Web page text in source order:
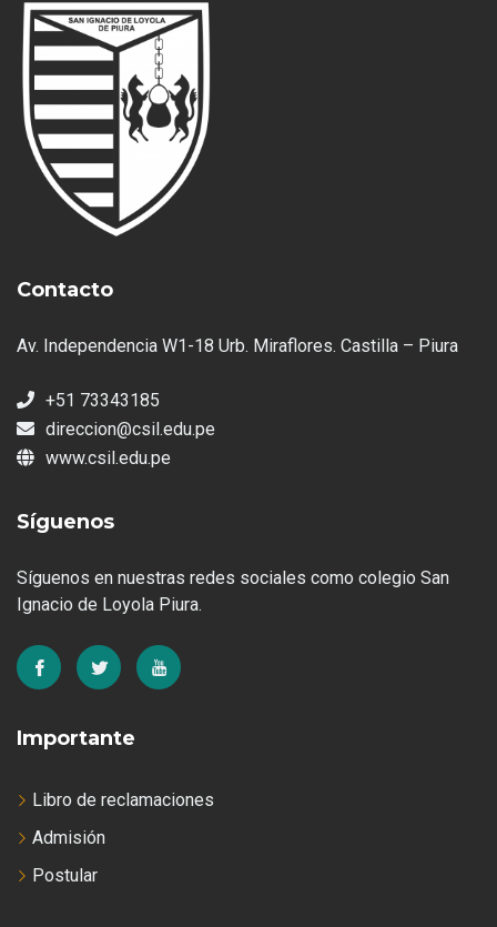
Contacto
Av. Independencia W1-18 Urb. Miraflores. Castilla – Piura
+51 73343185
direccion@csil.edu.pe
www.csil.edu.pe
Síguenos
Síguenos en nuestras redes sociales como colegio San
Ignacio de Loyola Piura.
Importante
Libro de reclamaciones
Admisión
Postular